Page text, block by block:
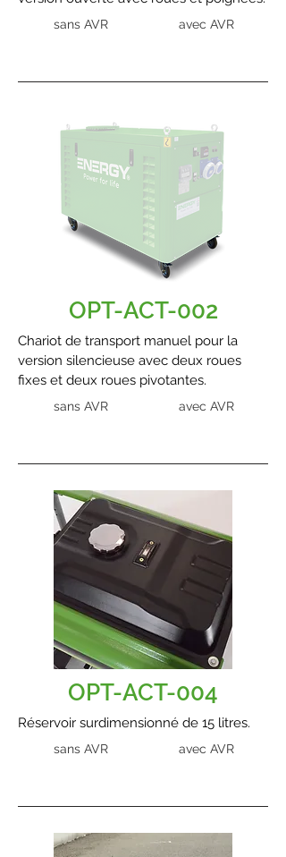
sans AVR avec AVR
OPT-ACT-002
Chariot de transport manuel pour la
version silencieuse avec deux roues
fixes et deux roues pivotantes.
sans AVR avec AVR
OPT-ACT-004
Réservoir surdimensionné de 15 litres.
sans AVR avec AVR